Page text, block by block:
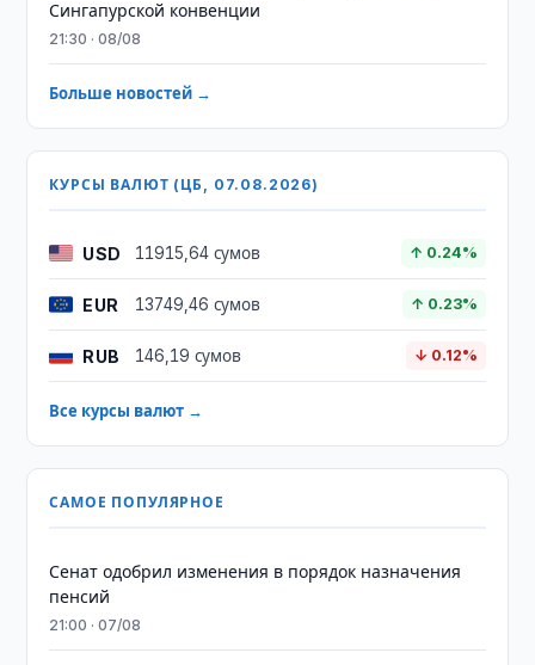
Сингапурской конвенции
21:30 · 08/08
Больше новостей →
КУРСЫ ВАЛЮТ (ЦБ, 07.08.2026)
USD 11915,64 сумов ↑ 0.24%
EUR 13749,46 сумов ↑ 0.23%
RUB 146,19 сумов ↓ 0.12%
Все курсы валют →
САМОЕ ПОПУЛЯРНОЕ
Сенат одобрил изменения в порядок назначения
пенсий
21:00 · 07/08